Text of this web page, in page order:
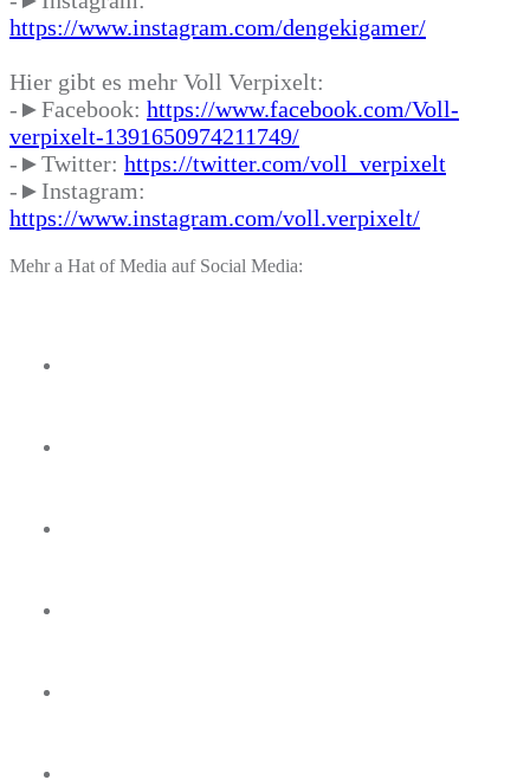
https://www.instagram.com/dengekigamer/
Hier gibt es mehr Voll Verpixelt:
-►Facebook: https://www.facebook.com/Voll-
verpixelt-1391650974211749/
-►Twitter: https://twitter.com/voll_verpixelt
-►Instagram:
https://www.instagram.com/voll.verpixelt/
Mehr a Hat of Media auf Social Media: